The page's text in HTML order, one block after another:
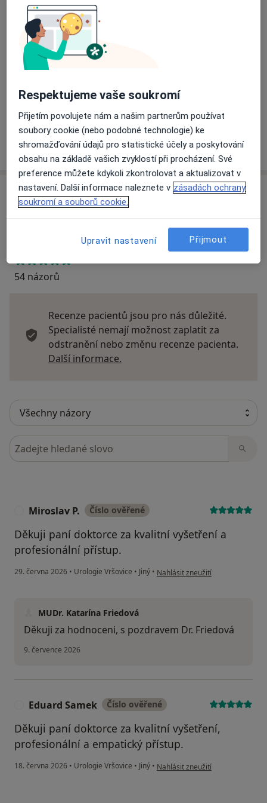
Kubánské nám. 15,
Přiblížit mapu
Co mám v takové situaci udělat?
Víceo adrese
Názory
54 názorů
Recenze pacientů jsou pro nás důležité.
Specialisté nemají možnost zaplatit za
odstranění nebo změnu recenze pacienta.
Další informace.
Hledejte v názorech
Miroslav P. Číslo ověřené
Děkuji paní doktorce za kvalitní vyšetření a
profesionální přístup.
29. června 2026 • Urologie Vršovice • Jiný • podle názoru uživatele Miroslav
Nahlásit zneužití
MUDr. Katarína Friedová
Děkuji za hodnoceni, s pozdravem Dr. Friedová
9. července 2026
Eduard Samek Číslo ověřené
Děkuji paní doktorce za kvalitní vyšetření,
profesionální a empatický přístup.
18. června 2026 • Urologie Vršovice • Jiný • podle názoru uživatele Eduard
Nahlásit zneužití
Respektujeme vaše soukromí
Přijetím povolujete nám a našim partnerům používat
soubory cookie (nebo podobné technologie) ke
shromažďování údajů pro statistické účely a poskytování
obsahu na základě vašich zvyklostí při procházení. Své
preference můžete kdykoli zkontrolovat a aktualizovat v
nastavení. Další informace naleznete v zásadách ochrany
soukromí a souborů cookie.
Upravit nastavení Přijmout